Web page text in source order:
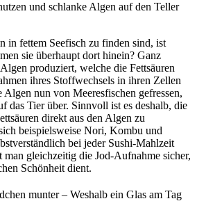
und schlanke Algen auf den Teller
in fettem Seefisch zu finden sind, ist
sie überhaupt dort hinein? Ganz
produziert, welche die Fettsäuren
ihres Stoffwechsels in ihren Zellen
Algen nun von Meeresfischen gefressen,
das Tier über. Sinnvoll ist es deshalb, die
direkt aus den Algen zu
beispielsweise Nori, Kombu und
bei jeder Sushi-Mahlzeit
man gleichzeitig die Jod-Aufnahme sicher,
Schönheit dient.
munter – Weshalb ein Glas am Tag